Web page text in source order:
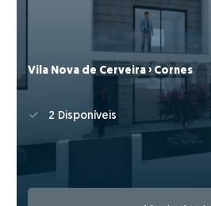
Vila Nova de Cerveira › Cornes
2 Disponíveis